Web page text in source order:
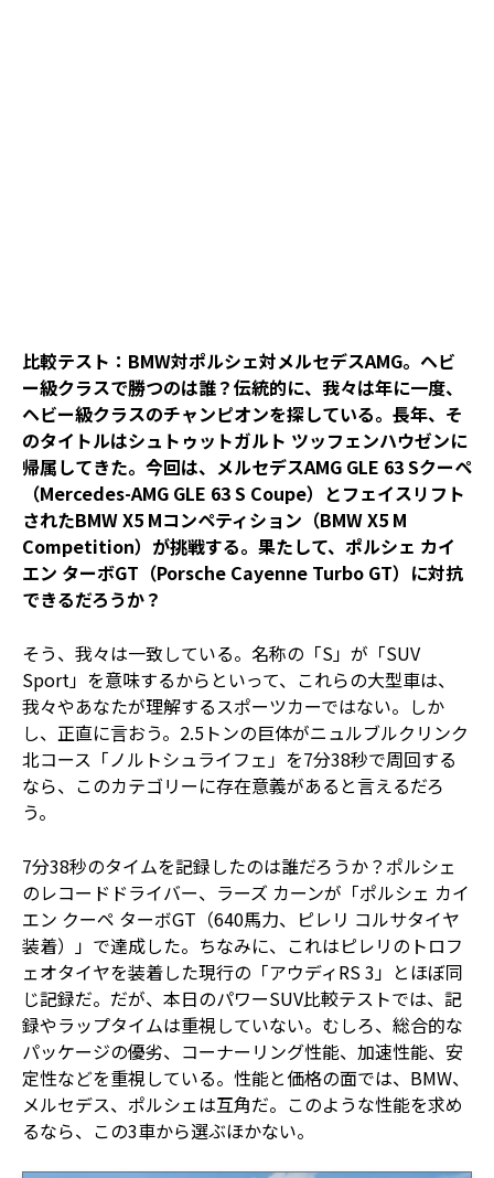
比較テスト：BMW対ポルシェ対メルセデスAMG。ヘビ
ー級クラスで勝つのは誰？伝統的に、我々は年に一度、
ヘビー級クラスのチャンピオンを探している。長年、そ
のタイトルはシュトゥットガルト ツッフェンハウゼンに
帰属してきた。今回は、メルセデスAMG GLE 63 Sクーペ
（Mercedes-AMG GLE 63 S Coupe）とフェイスリフト
されたBMW X5 Mコンペティション（BMW X5 M
Competition）が挑戦する。果たして、ポルシェ カイ
エン ターボGT（Porsche Cayenne Turbo GT）に対抗
できるだろうか？
そう、我々は一致している。名称の「S」が「SUV
Sport」を意味するからといって、これらの大型車は、
我々やあなたが理解するスポーツカーではない。しか
し、正直に言おう。2.5トンの巨体がニュルブルクリンク
北コース「ノルトシュライフェ」を7分38秒で周回する
なら、このカテゴリーに存在意義があると言えるだろ
う。
7分38秒のタイムを記録したのは誰だろうか？ポルシェ
のレコードドライバー、ラーズ カーンが「ポルシェ カイ
エン クーペ ターボGT（640馬力、ピレリ コルサタイヤ
装着）」で達成した。ちなみに、これはピレリのトロフ
ェオタイヤを装着した現行の「アウディRS 3」とほぼ同
じ記録だ。だが、本日のパワーSUV比較テストでは、記
録やラップタイムは重視していない。むしろ、総合的な
パッケージの優劣、コーナーリング性能、加速性能、安
定性などを重視している。性能と価格の面では、BMW、
メルセデス、ポルシェは互角だ。このような性能を求め
るなら、この3車から選ぶほかない。